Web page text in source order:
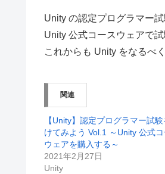
Unity の認定プログラマー試
Unity 公式コースウェアで
これからも Unity をなるべ
関連
【Unity】認定プログラマー試験
けてみよう Vol.1 ～Unity 公式コ
ウェアを購入する～
2021年2月27日
Unity